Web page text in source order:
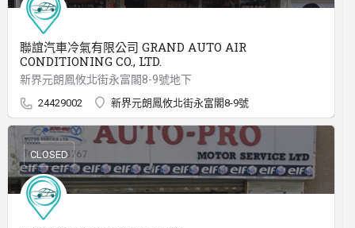
聯誼汽車冷氣有限公司 GRAND AUTO AIR
CONDITIONING CO., LTD.
新界元朗鳳攸北街永富閣8-9號地下
24429002 新界元朗鳳攸北街永富閣8-9號
CLOSED